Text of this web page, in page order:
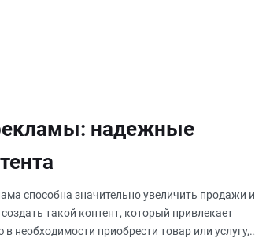
надежные
способна значительно увеличить продажи и
такой контент, который привлекает
необходимости приобрести товар или услугу,